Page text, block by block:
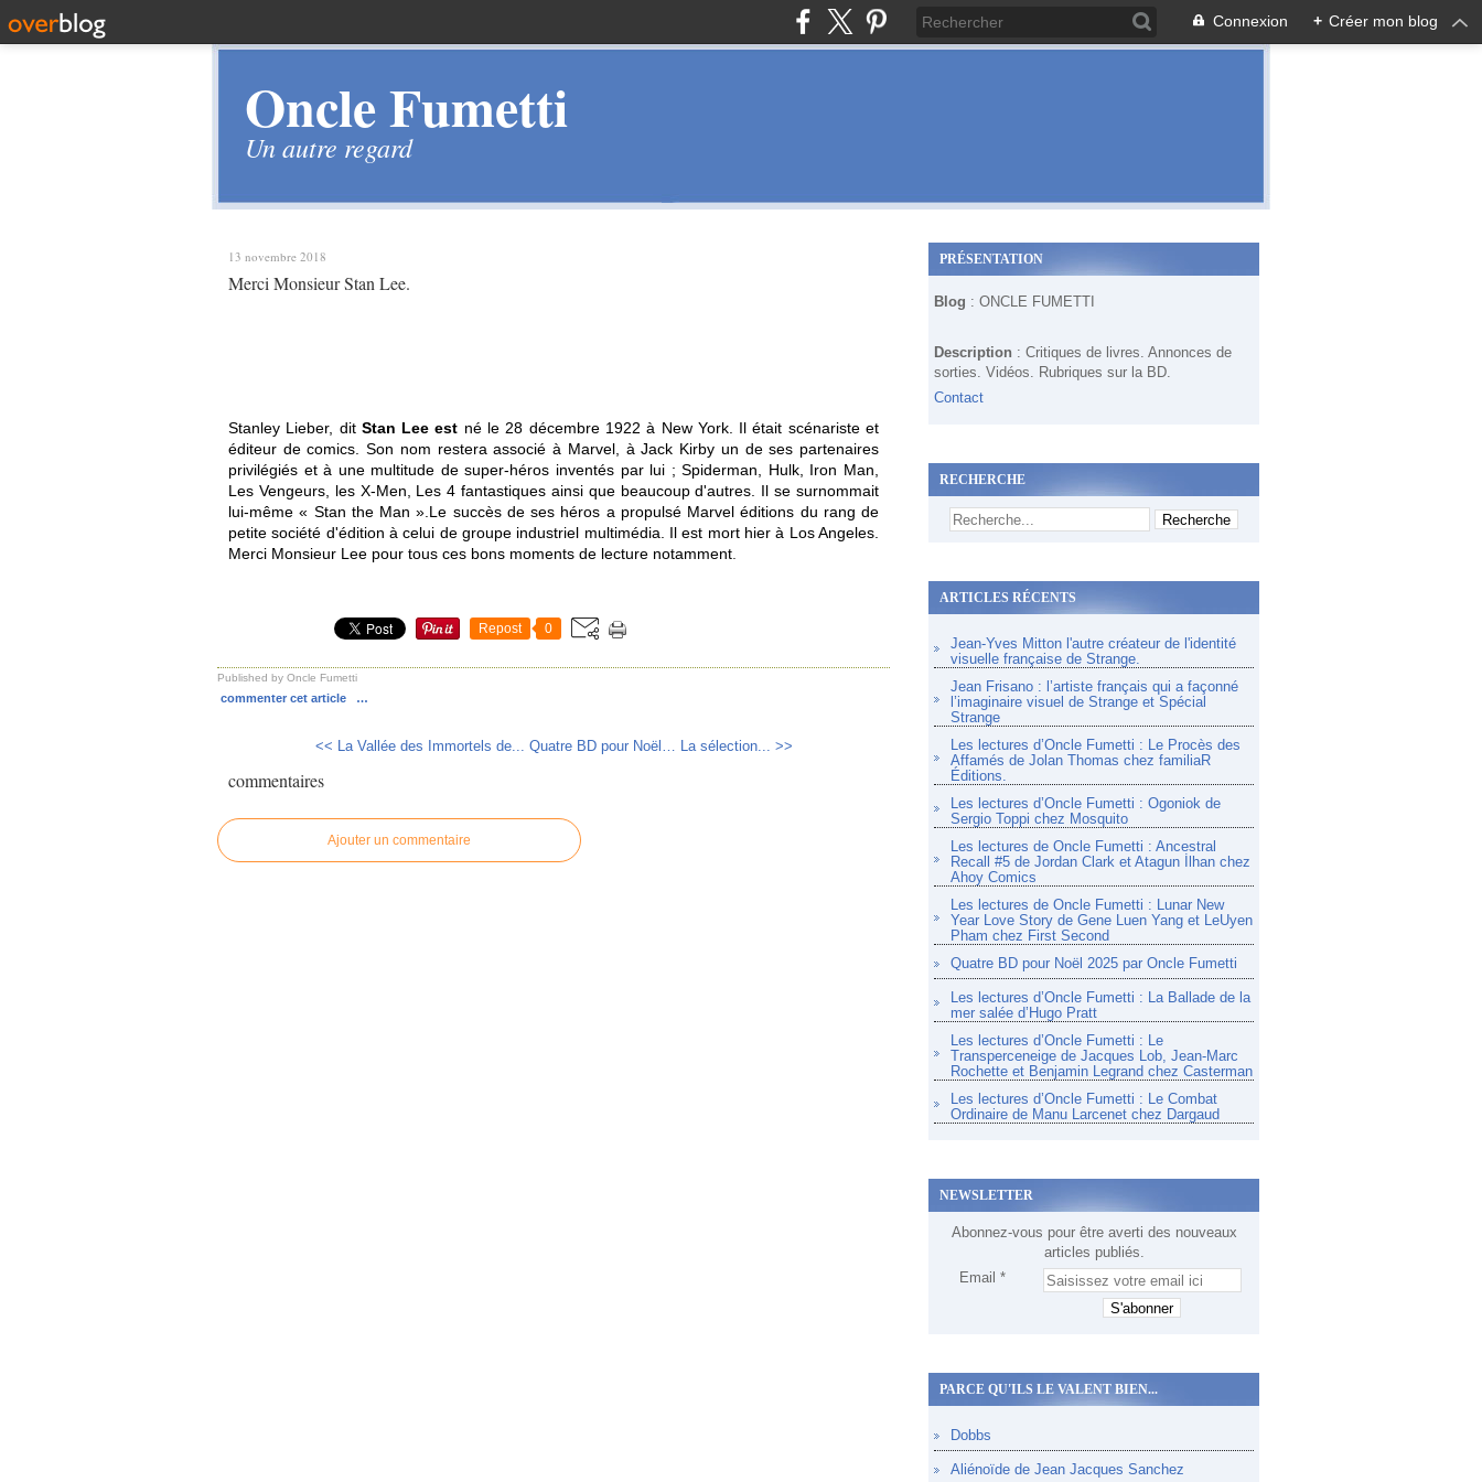
Connexion + Créer mon blog
Oncle Fumetti
Un autre regard
13 novembre 2018
Merci Monsieur Stan Lee.
Stanley Lieber, dit Stan Lee est né le 28 décembre 1922 à New York. Il était scénariste et
éditeur de comics. Son nom restera associé à Marvel, à Jack Kirby un de ses partenaires
privilégiés et à une multitude de super-héros inventés par lui ; Spiderman, Hulk, Iron Man,
Les Vengeurs, les X-Men, Les 4 fantastiques ainsi que beaucoup d'autres. Il se surnommait
lui-même « Stan the Man ».Le succès de ses héros a propulsé Marvel éditions du rang de
petite société d'édition à celui de groupe industriel multimédia. Il est mort hier à Los Angeles.
Merci Monsieur Lee pour tous ces bons moments de lecture notamment
Repost 0
Published by Oncle Fumetti
commenter cet article …
<< La Vallée des Immortels de... Quatre BD pour Noël… La sélection... >>
commentaires
Ajouter un commentaire
PRÉSENTATION
Blog : ONCLE FUMETTI
Description : Critiques de livres. Annonces de
sorties. Vidéos. Rubriques sur la BD.
Contact
RECHERCHE
ARTICLES RÉCENTS
Jean-Yves Mitton l'autre créateur de l'identité
visuelle française de Strange.
Jean Frisano : l’artiste français qui a façonné
l’imaginaire visuel de Strange et Spécial
Strange
Les lectures d’Oncle Fumetti : Le Procès des
Affamés de Jolan Thomas chez familiaR
Éditions.
Les lectures d’Oncle Fumetti : Ogoniok de
Sergio Toppi chez Mosquito
Les lectures de Oncle Fumetti : Ancestral
Recall #5 de Jordan Clark et Atagun İlhan chez
Ahoy Comics
Les lectures de Oncle Fumetti : Lunar New
Year Love Story de Gene Luen Yang et LeUyen
Pham chez First Second
Quatre BD pour Noël 2025 par Oncle Fumetti
Les lectures d’Oncle Fumetti : La Ballade de la
mer salée d’Hugo Pratt
Les lectures d’Oncle Fumetti : Le
Transperceneige de Jacques Lob, Jean-Marc
Rochette et Benjamin Legrand chez Casterman
Les lectures d’Oncle Fumetti : Le Combat
Ordinaire de Manu Larcenet chez Dargaud
NEWSLETTER
Abonnez-vous pour être averti des nouveaux
articles publiés.
Email
PARCE QU'ILS LE VALENT BIEN...
Dobbs
Aliénoïde de Jean Jacques Sanchez